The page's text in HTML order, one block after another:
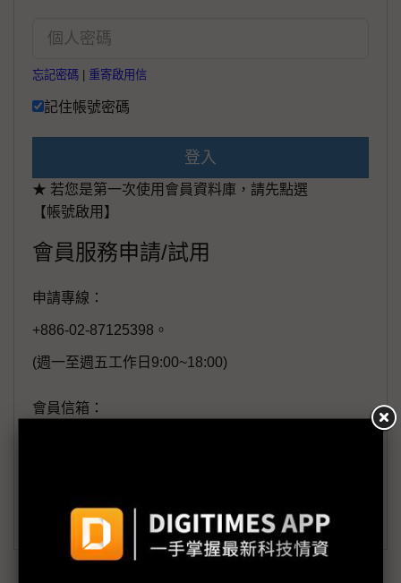
忘記密碼 重寄啟用信
記住帳號密碼
登入
★ 若您是第一次使用會員資料庫，請先點選
【帳號啟用】
會員服務申請/試用
申請專線：
+886-02-87125398。
(週一至週五工作日9:00~18:00)
會員信箱：
訂閱DIGITIMES 行動版